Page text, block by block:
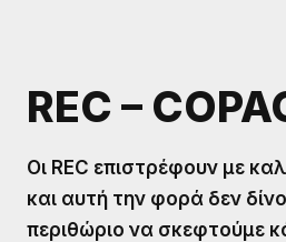
REC –
Οι REC επιστρέφουν με
και αυτή την φορά δεν
περιθώριο να σκεφτούμε